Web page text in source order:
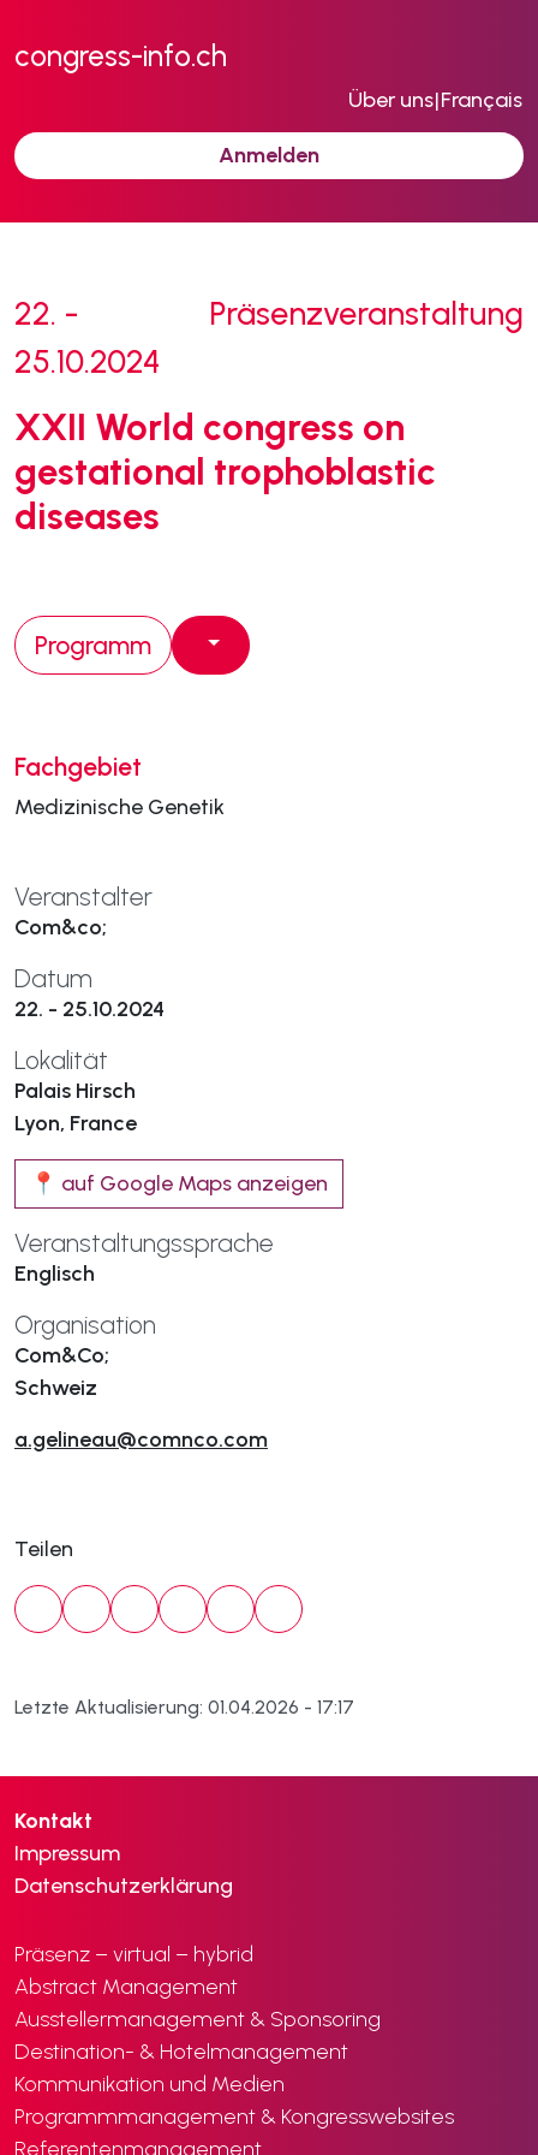
congress-info.ch
Über uns|Français
Anmelden
22. -
25.10.2024
Präsenzveranstaltung
XXII World congress on
gestational trophoblastic
diseases
Programm
Fachgebiet
Medizinische Genetik
Veranstalter
Com&co;
Datum
22. - 25.10.2024
Lokalität
Palais Hirsch
Lyon, France
📍 auf Google Maps anzeigen
Veranstaltungssprache
Englisch
Organisation
Com&Co;
Schweiz
a.gelineau@comnco.com
Teilen
Letzte Aktualisierung: 01.04.2026 - 17:17
Kontakt
Impressum
Datenschutzerklärung
Präsenz – virtual – hybrid
Abstract Management
Ausstellermanagement & Sponsoring
Destination- & Hotelmanagement
Kommunikation und Medien
Programmmanagement & Kongresswebsites
Referentenmanagement